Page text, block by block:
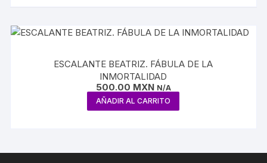
ESCALANTE BEATRIZ. FÁBULA DE LA
INMORTALIDAD
500.00 MXN N/A
AÑADIR AL CARRITO